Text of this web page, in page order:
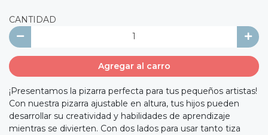
CANTIDAD
Agregar al carro
¡Presentamos la pizarra perfecta para tus pequeños artistas!
Con nuestra pizarra ajustable en altura, tus hijos pueden
desarrollar su creatividad y habilidades de aprendizaje
mientras se divierten. Con dos lados para usar tanto tiza